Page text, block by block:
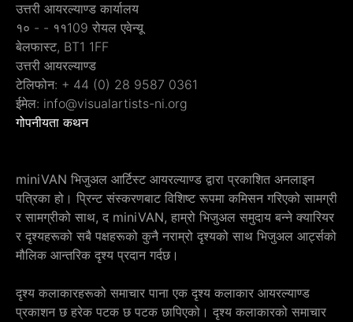
उत्तरी आयरल्याण्ड कार्यालय
१० - - ११109 रोयल एवेन्यू
बेलफास्ट, BT1 1FF
उत्तरी आयरल्याण्ड
टेलिफोन: + 44 (0) 28 9587 0361
ईमेल: info@visualartists-ni.org
गोपनीयता कथन
miniVAN भिजुअल आर्टिस्ट आयरल्याण्ड द्वारा प्रकाशित अनलाइन
पत्रिका हो। प्रिन्ट संस्करणबाट विशिष्ट रूपमा कमिसन गरिएको सामग्री
र सामग्रीको साथ, द miniVAN, हाम्रो भिजुअल समुदाय बन्ने क्यारियर
र दृश्यहरूको सबै पक्षहरूको कुनै नराम्रो दृश्यको साथ भिजुअल आर्ट्सको
मौलिक आन्तरिक दृश्य प्रदान गर्दछ।
दृश्य कलाकारहरूको समाचार पाना एक दृश्य कलाकार आयरल्याण्ड
प्रकाशन छ हरेक पटक छ पटक छापिएको। दृश्य कलाकारको समाचार